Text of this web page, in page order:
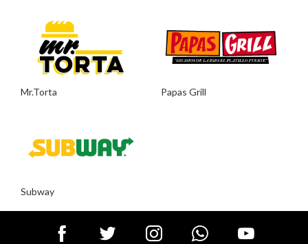
Mr.Torta Papas Grill
Subway